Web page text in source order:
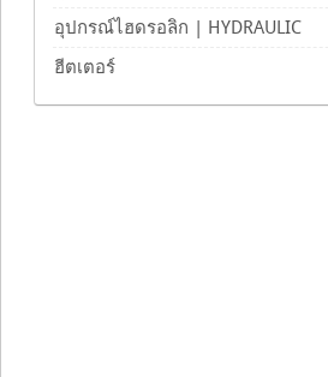
อุปกรณ์ไฮดรอลิก | HYDRAULIC
ฮีตเตอร์